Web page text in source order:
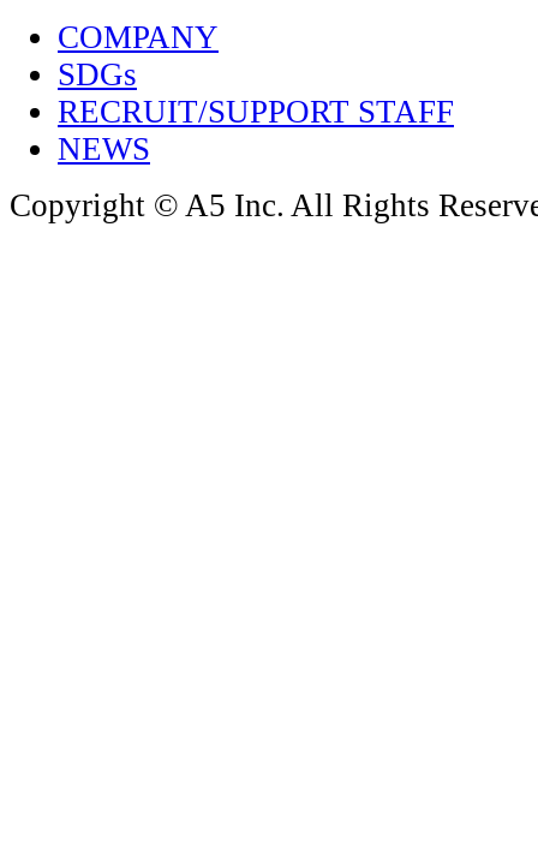
COMPANY
SDGs
RECRUIT/SUPPORT STAFF
NEWS
Copyright © A5 Inc. All Rights